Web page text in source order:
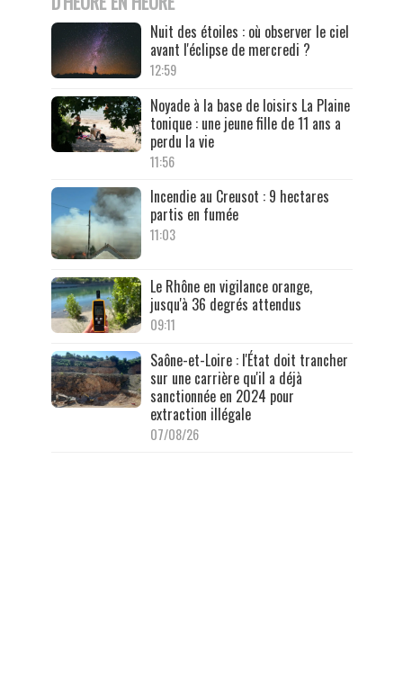
Nuit des étoiles : où observer le ciel
avant l'éclipse de mercredi ?
12:59
Noyade à la base de loisirs La Plaine
tonique : une jeune fille de 11 ans a
perdu la vie
11:56
Incendie au Creusot : 9 hectares
partis en fumée
11:03
Le Rhône en vigilance orange,
jusqu'à 36 degrés attendus
09:11
Saône-et-Loire : l'État doit trancher
sur une carrière qu'il a déjà
sanctionnée en 2024 pour
extraction illégale
07/08/26